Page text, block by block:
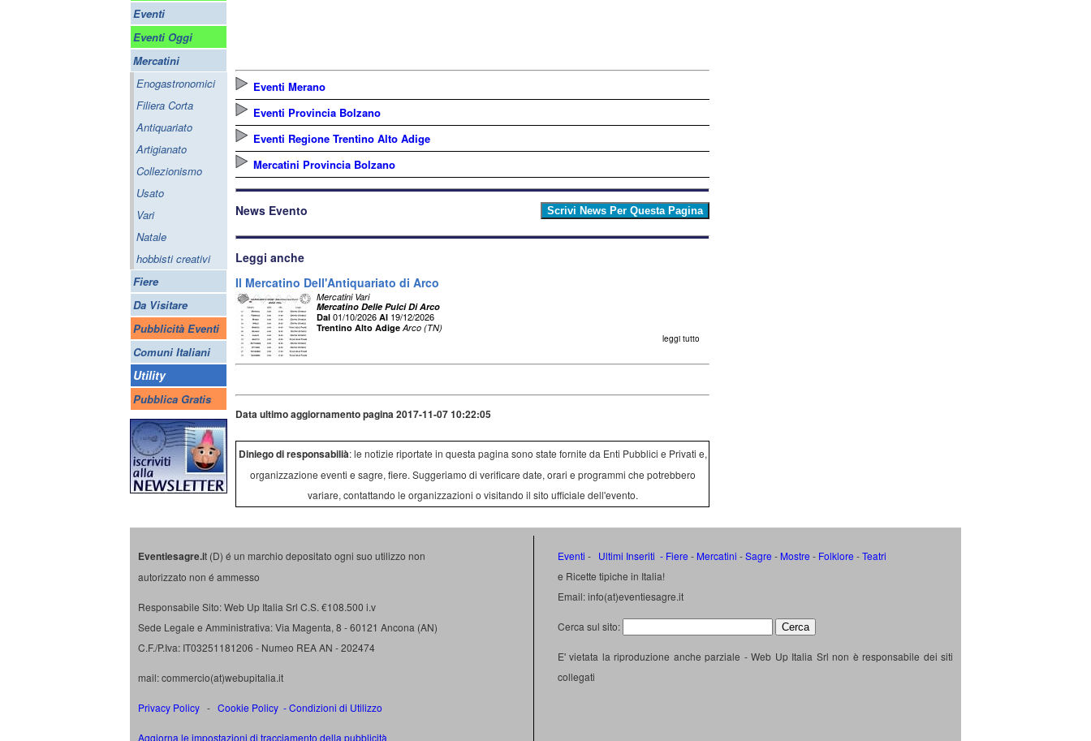
Eventi
Eventi Oggi
Mercatini
Enogastronomici
Filiera Corta
Antiquariato
Artigianato
Collezionismo
Usato
Vari
Natale
hobbisti creativi
Fiere
Da Visitare
Pubblicità Eventi
Comuni Italiani
Utility
Pubblica Gratis
Eventi Merano
Eventi Provincia Bolzano
Eventi Regione Trentino Alto Adige
Mercatini Provincia Bolzano
News Evento
Leggi anche
Il Mercatino Dell'Antiquariato di Arco
Mercatini Vari
Mercatino Delle Pulci Di Arco
Dal 01/10/2026 Al 19/12/2026
Trentino Alto Adige Arco (TN)
leggi tutto
Data ultimo aggiornamento pagina 2017-11-07 10:22:05
Diniego di responsabilià: le notizie riportate in questa pagina sono state fornite da Enti Pubblici e Privati e,
organizzazione eventi e sagre, fiere. Suggeriamo di verificare date, orari e programmi che potrebbero
variare, contattando le organizzazioni o visitando il sito ufficiale dell'evento.
Eventiesagre.it (D) é un marchio depositato ogni suo utilizzo non
autorizzato non é ammesso
Responsabile Sito: Web Up Italia Srl C.S. €108.500 i.v
Sede Legale e Amministrativa: Via Magenta, 8 - 60121 Ancona (AN)
C.F./P.Iva: IT03251181206 - Numeo REA AN - 202474
mail: commercio(at)webupitalia.it
Privacy Policy - Cookie Policy -Condizioni di Utilizzo
Aggiorna le impostazioni di tracciamento della pubblicità
Eventi - Ultimi Inseriti - Fiere - Mercatini -Sagre - Mostre - Folklore -Teatri
e Ricette tipiche in Italia!
Email: info(at)eventiesagre.it
Cerca sul sito:
E' vietata la riproduzione anche parziale - Web Up Italia Srl non è responsabile dei siti
collegati